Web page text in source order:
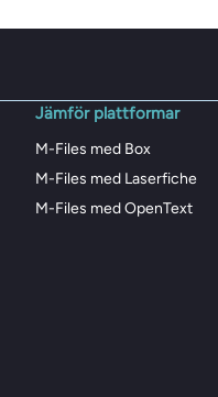
Jämför plattformar
M-Files med Box
M-Files med Laserfiche
M-Files med OpenText